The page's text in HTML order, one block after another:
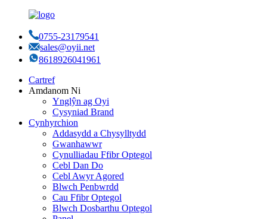
0755-23179541
sales@oyii.net
8618926041961
Cartref
Amdanom Ni
Ynglŷn ag Oyi
Cysyniad Brand
Cynhyrchion
Addasydd a Chysylltydd
Gwanhawwr
Cynulliadau Ffibr Optegol
Cebl Dan Do
Cebl Awyr Agored
Blwch Penbwrdd
Cau Ffibr Optegol
Blwch Dosbarthu Optegol